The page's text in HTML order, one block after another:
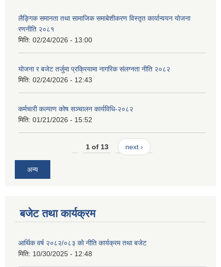
लैङ्गिक समानता तथा सामाजिक समाबेशीकरण विस्तृत कार्यान्वयन योजना
रणनीति २०८१
मिति: 02/24/2026 - 13:00
योजना र बजेट तर्जुमा प्रक्रियामा नागरिक संलग्नता नीति २०८२
मिति: 02/24/2026 - 12:43
कर्मचारी कल्याण कोष सञ्चालन कार्यविधि-२०८२
मिति: 01/21/2026 - 15:52
1 of 13 next ›
अन्य
बजेट तथा कार्यक्रम
आर्थिक वर्ष २०८२/०८३ को नीति कार्यक्रम तथा बजेट
मिति: 10/30/2025 - 12:48